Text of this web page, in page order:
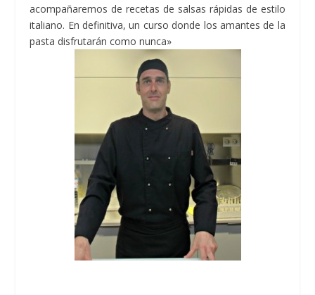
acompañaremos de recetas de salsas rápidas de estilo
italiano. En definitiva, un curso donde los amantes de la
pasta disfrutarán como nunca»